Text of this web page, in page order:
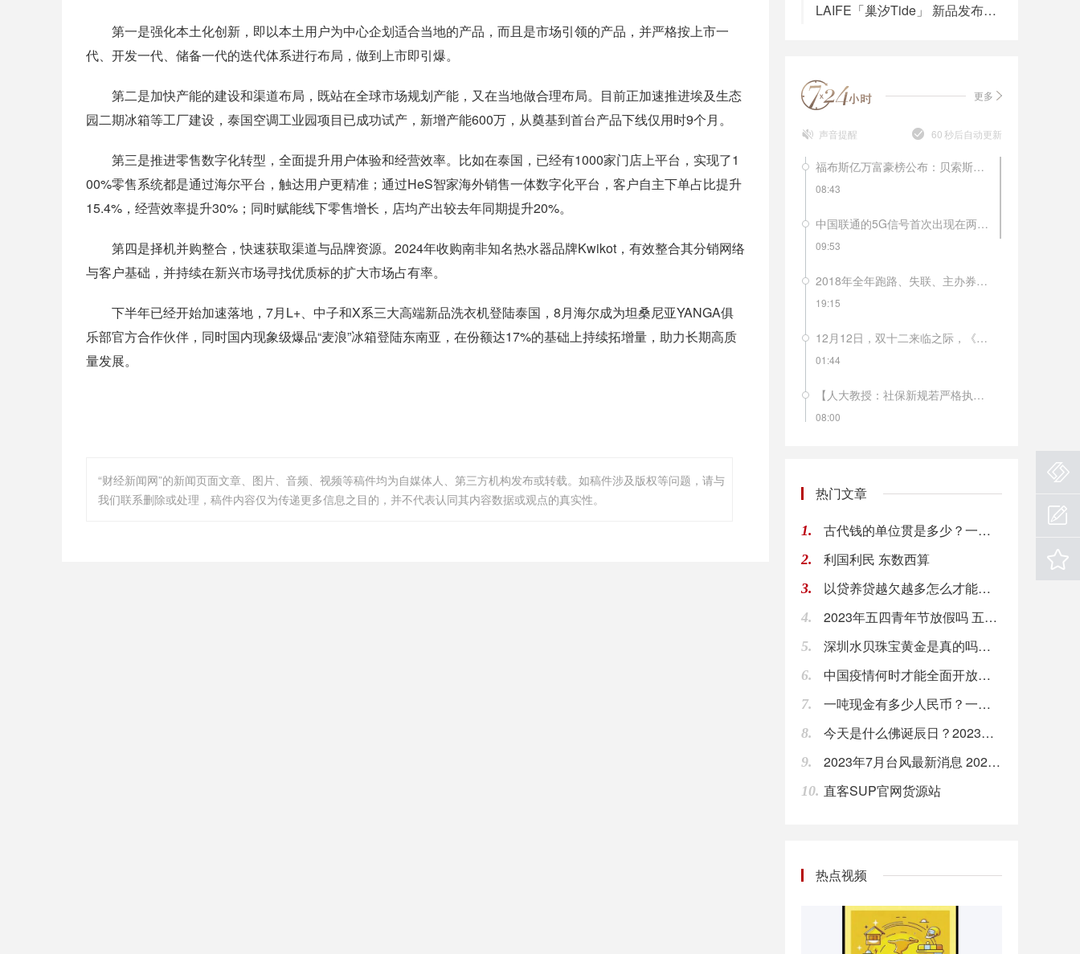
第一是强化本土化创新，即以本土用户为中心企划适合当地的产品，而且是市场引领的产品，并严格按上市一
代、开发一代、储备一代的迭代体系进行布局，做到上市即引爆。
第二是加快产能的建设和渠道布局，既站在全球市场规划产能，又在当地做合理布局。目前正加速推进埃及生态
园二期冰箱等工厂建设，泰国空调工业园项目已成功试产，新增产能600万，从奠基到首台产品下线仅用时9个月。
第三是推进零售数字化转型，全面提升用户体验和经营效率。比如在泰国，已经有1000家门店上平台，实现了1
00%零售系统都是通过海尔平台，触达用户更精准；通过HeS智家海外销售一体数字化平台，客户自主下单占比提升
15.4%，经营效率提升30%；同时赋能线下零售增长，店均产出较去年同期提升20%。
第四是择机并购整合，快速获取渠道与品牌资源。2024年收购南非知名热水器品牌Kwikot，有效整合其分销网络
与客户基础，并持续在新兴市场寻找优质标的扩大市场占有率。
下半年已经开始加速落地，7月L+、中子和X系三大高端新品洗衣机登陆泰国，8月海尔成为坦桑尼亚YANGA俱
乐部官方合作伙伴，同时国内现象级爆品“麦浪”冰箱登陆东南亚，在份额达17%的基础上持续拓增量，助力长期高质
量发展。
“财经新闻网”的新闻页面文章、图片、音频、视频等稿件均为自媒体人、第三方机构发布或转载。如稿件涉及版权等问题，请与
我们联系删除或处理，稿件内容仅为传递更多信息之目的，并不代表认同其内容数据或观点的真实性。
LAIFE「巢汐Tide」 新品发布会盛大召开，“美似潮汐，更迭永续”引领抗衰新潮流
更多
声音提醒 60秒后自动更新
福布斯亿万富豪榜公布：贝索斯再夺冠，马化腾居于第20位！
08:43
中国联通的5G信号首次出现在两会上。记者3月1日上午在北京梅地亚两会新闻中心的现场看到，中国联通的5G信号已经实现了在新闻中心的全覆盖。
09:53
2018年全年跑路、失联、主办券商风险提示……这样的“黑天鹅”今年以来在新三板频频发生。据不完全统计，今年以来已有近20家新三板公司董事长失联。
19:15
12月12日，双十二来临之际，《南方周末》的一篇报道就解开了不少人的困惑，南极人品牌所有商品均不自己生产，品牌的拥有方南极电商只是品牌的运营方和吊牌的出售者。网上的南极人店铺有多少呢？目前南极人旗下全品牌授权经销商有846家，合作经销商3427家，授权店铺4442家。从2018年年初至今，南极人已经14次被国家质监部门及地方消费者协会拉入不合格产品黑名单。这样的滥授权，会不会毁掉南极人这个品牌？
01:44
【人大教授：社保新规若严格执行 企业负担将增长50% 】人大财政金融学院副教授马光荣表示，如果现有参保职工严格按照实际工资作为缴费基数，同时法定缴费率严格按照28%执行的话，整个企业部门的社保缴费负担上升50%左右，企业的用工成本会上升7.5%，企业的利润会下降8.2%。短期之内，因为工资有黏性，所以社保费负担的上升主要由企业承担；但是中长期看的话，用工成本上升导致部分制造业企业可能会出现外迁，工人工资会下降。
08:00
08:00
08:00
欧盟首席英国退欧事务谈判官Barnier：我们有义务控制外部边界的商品流动。
08:00
美银美林：若在美国制造，iPhone可能贵20%。
08:00
利比亚国家石油公司总裁Sanalla称，国家石油公司总部遇袭事件对石油生产没有影响。
08:00
08:00
热门文章
1. 古代钱的单位贯是多少？一贯钱多少人民币？
2. 利国利民 东数西算
3. 以贷养贷越欠越多怎么才能自救 网贷欠款太多应该这样做
4. 2023年五四青年节放假吗 五四青年节放假几天
5. 深圳水贝珠宝黄金是真的吗？深圳水贝黄金有假货吗？
6. 中国疫情何时才能全面开放？ 2024年疫情能结束吗
7. 一吨现金有多少人民币？一亿人民币几吨？
8. 今天是什么佛诞辰日？2023年6月2日佛教节日时间
9. 2023年7月台风最新消息 2023年7月台风时间表
10. 直客SUP官网货源站
热点视频